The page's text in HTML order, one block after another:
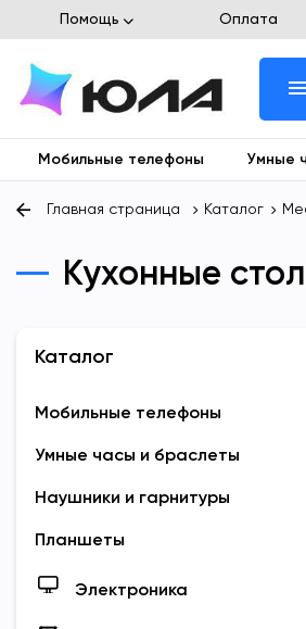
Помощь Оплата
Мобильные телефоны Умные
Главная страница Каталог
Кухонные
Каталог
Мобильные телефоны
Умные часы и браслеты
Наушники и гарнитуры
Планшеты
Электроника